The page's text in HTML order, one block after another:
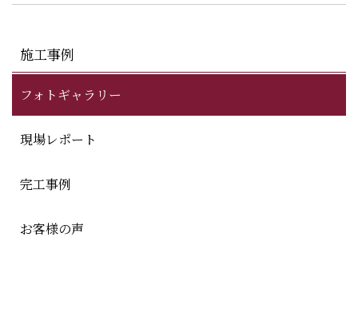
施工事例
フォトギャラリー
現場レポート
完工事例
お客様の声